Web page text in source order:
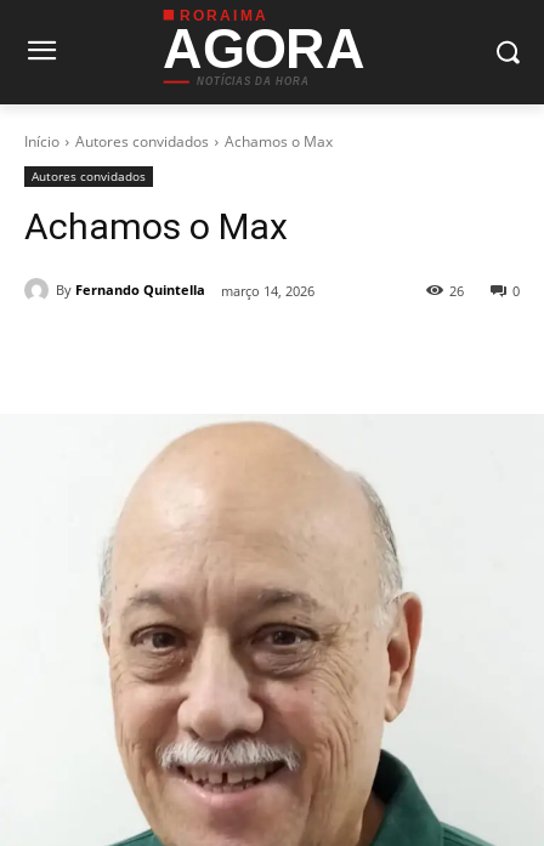
RORAIMA
AGORA
NOTÍCIAS DA HORA
Início Autores convidados Achamos o Max
Autores convidados
Achamos o Max
By Fernando Quintella março 14, 2026 0
26